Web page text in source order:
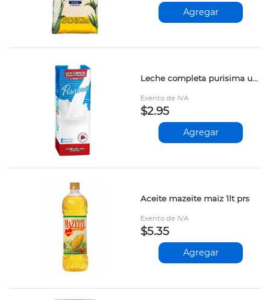
Agregar
Leche completa purisima uht 1lt prs
Exento de IVA
$2.95
Agregar
Aceite mazeite maiz 1lt prs
Exento de IVA
$5.35
Agregar